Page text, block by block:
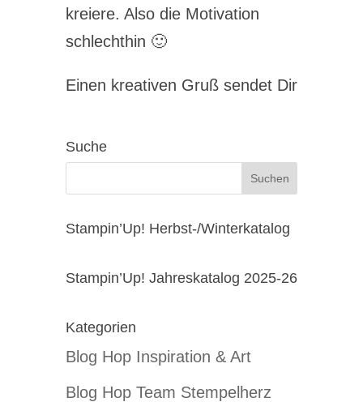
kreiere. Also die Motivation
schlechthin 🙂
Einen kreativen Gruß sendet Dir
Suche
Stampin’Up! Herbst-/Winterkatalog
Stampin’Up! Jahreskatalog 2025-26
Kategorien
Blog Hop Inspiration & Art
Blog Hop Team Stempelherz